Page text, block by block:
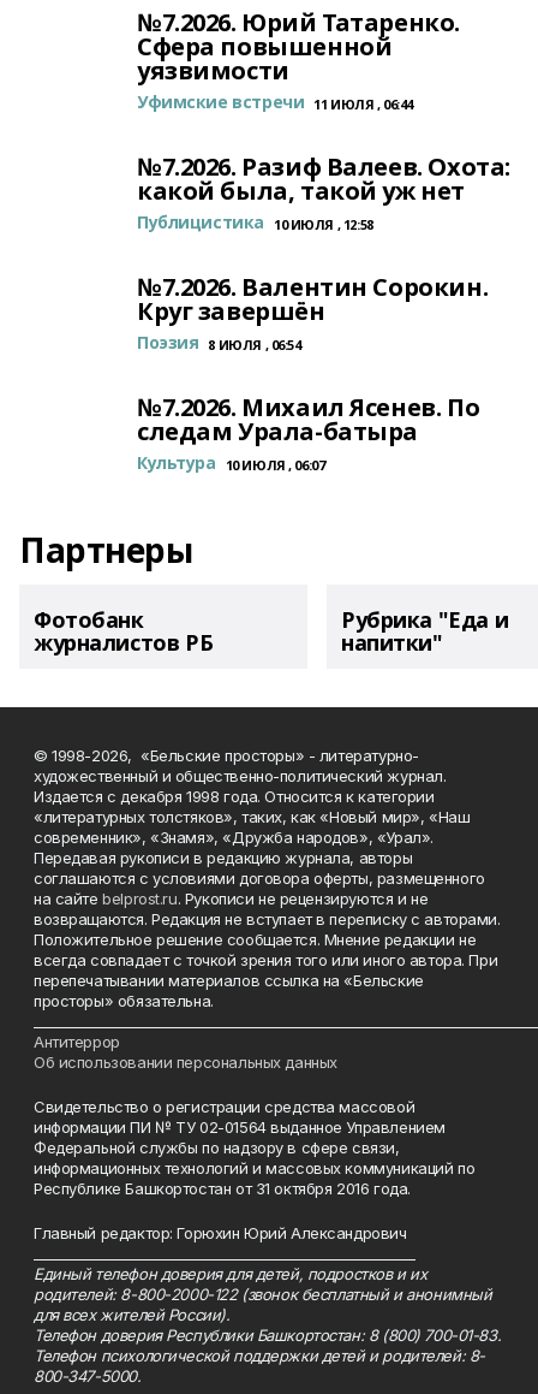
№7.2026. Юрий Татаренко.
Сфера повышенной
уязвимости
Уфимские встречи 11 ИЮЛЯ , 06:44
№7.2026. Разиф Валеев. Охота:
какой была, такой уж нет
Публицистика 10 ИЮЛЯ , 12:58
№7.2026. Валентин Сорокин.
Круг завершён
Поэзия 8 ИЮЛЯ , 06:54
№7.2026. Михаил Ясенев. По
следам Урала-батыра
Культура 10 ИЮЛЯ , 06:07
Партнеры
Фотобанк
журналистов РБ
Рубрика "Еда и
напитки"
© 1998-2026, «Бельские просторы» - литературно-
художественный и общественно-политический журнал.
Издается с декабря 1998 года. Относится к категории
«литературных толстяков», таких, как «Новый мир», «Наш
современник», «Знамя», «Дружба народов», «Урал».
Передавая рукописи в редакцию журнала, авторы
соглашаются с условиями договора оферты, размещенного
на сайтеbelprost.ru. Рукописи не рецензируются и не
возвращаются. Редакция не вступает в переписку с авторами.
Положительное решение сообщается. Мнение редакции не
всегда совпадает с точкой зрения того или иного автора. При
перепечатывании материалов ссылка на «Бельские
просторы» обязательна.
Антитеррор
Об использовании персональных данных
Свидетельство о регистрации средства массовой
информации ПИ № ТУ 02-01564 выданное Управлением
Федеральной службы по надзору в сфере связи,
информационных технологий и массовых коммуникаций по
Республике Башкортостан от 31 октября 2016 года.
Главный редактор: Горюхин Юрий Александрович
Единый телефон доверия для детей, подростков и их
родителей: 8-800-2000-122 (звонок бесплатный и анонимный
для всех жителей России).
Телефон доверия Республики Башкортостан: 8 (800) 700-01-83.
Телефон психологической поддержки детей и родителей: 8-
800-347-5000.